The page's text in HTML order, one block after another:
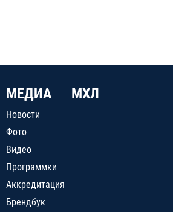
МЕДИА
Новости
Фото
Видео
Программки
Аккредитация
Брендбук
МХЛ